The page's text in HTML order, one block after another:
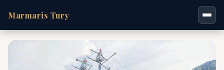
Marmaris Tury